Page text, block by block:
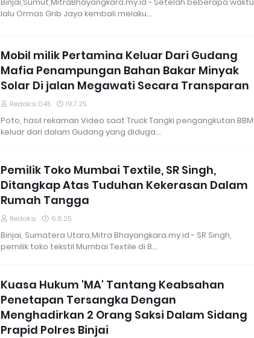
lalu Ormas Grib Jaya kembali melaku…
Mobil milik Pertamina Keluar Dari Gudang
Mafia Penampungan Bahan Bakar Minyak
Solar Di jalan Megawati Secara Transparan
Redaksi 045 19.7.25
Poto, hasil rekaman Video saat Truck Tangki pengangkutan BBM
keluar dari dalam Gudang yang diduga…
Pemilik Toko Mumbai Textile, SR Singh,
Ditangkap Atas Tuduhan Kekerasan Dalam
Rumah Tangga
Redaksi 6.6.25
Binjai, Sumatera Utara,Mitra Bhayangkara.my.id - SR Singh,
pemilik toko tekstil Mumbai Textile di B…
Kuasa Hukum 'MA' Tantang Keabsahan
Penetapan Tersangka Dengan
Menghadirkan 2 Orang Saksi Dalam Sidang
Prapid Polres Binjai